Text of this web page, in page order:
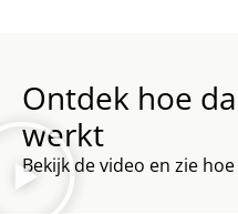
Ontdek hoe
werkt
Bekijk de video en zie